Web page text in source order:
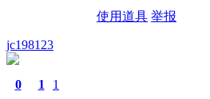
使用道具 举报
jc198123
0 1 1